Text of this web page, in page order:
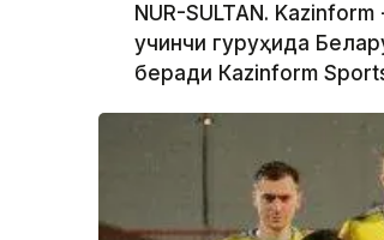
NUR-SULTAN.
учинчи гуруҳида
беради Кazinform